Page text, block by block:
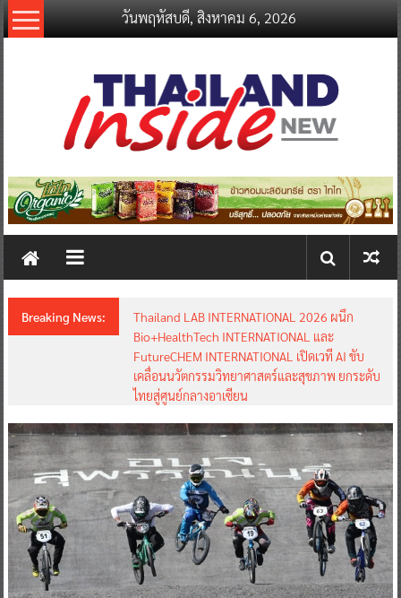
Skip
to
วันพฤหัสบดี, สิงหาคม 6, 2026
thailandinsidenew.com
Thailand
New
Breaking News:
Thailand LAB INTERNATIONAL 2026 ผนึก
Bio+HealthTech INTERNATIONAL และ
FutureCHEM INTERNATIONAL เปิดเวที AI ขับ
เคลื่อนนวัตกรรมวิทยาศาสตร์และสุขภาพ ยกระดับ
ไทยสู่ศูนย์กลางอาเซียน